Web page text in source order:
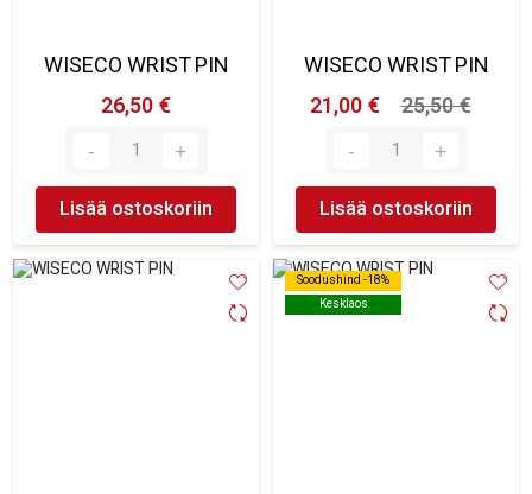
WISECO WRIST PIN
26,50 €
Lisää ostoskoriin
WISECO WRIST PIN
21,00 €
25,50 €
Lisää ostoskoriin
Soodushind -18%
Kesklaos
Soodushind -18%
Kesklaos